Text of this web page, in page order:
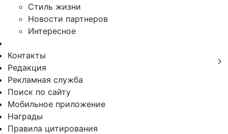
Стиль жизни
Новости партнеров
Интересное
Контакты
Редакция
Рекламная служба
Поиск по сайту
Мобильное приложение
Награды
Правила цитирования